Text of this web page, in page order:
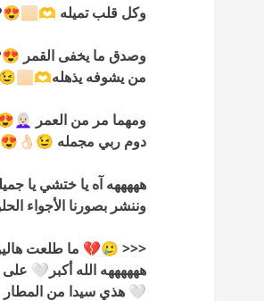
وكل قلب تميله 🫶🏻😍❤️🌹
وصدق ما يخفى القمر
من يشوفه يذهله🫶🏻😉❤️🌹
ومهما مر من العمر
دوم ربي مجمله
هههههه آه يا ختشي يا
وننشر بصورنا
<<< 🥲💔 ما
ههههههه الله أكبر🤍
🤍 هذي سيدا من المطار